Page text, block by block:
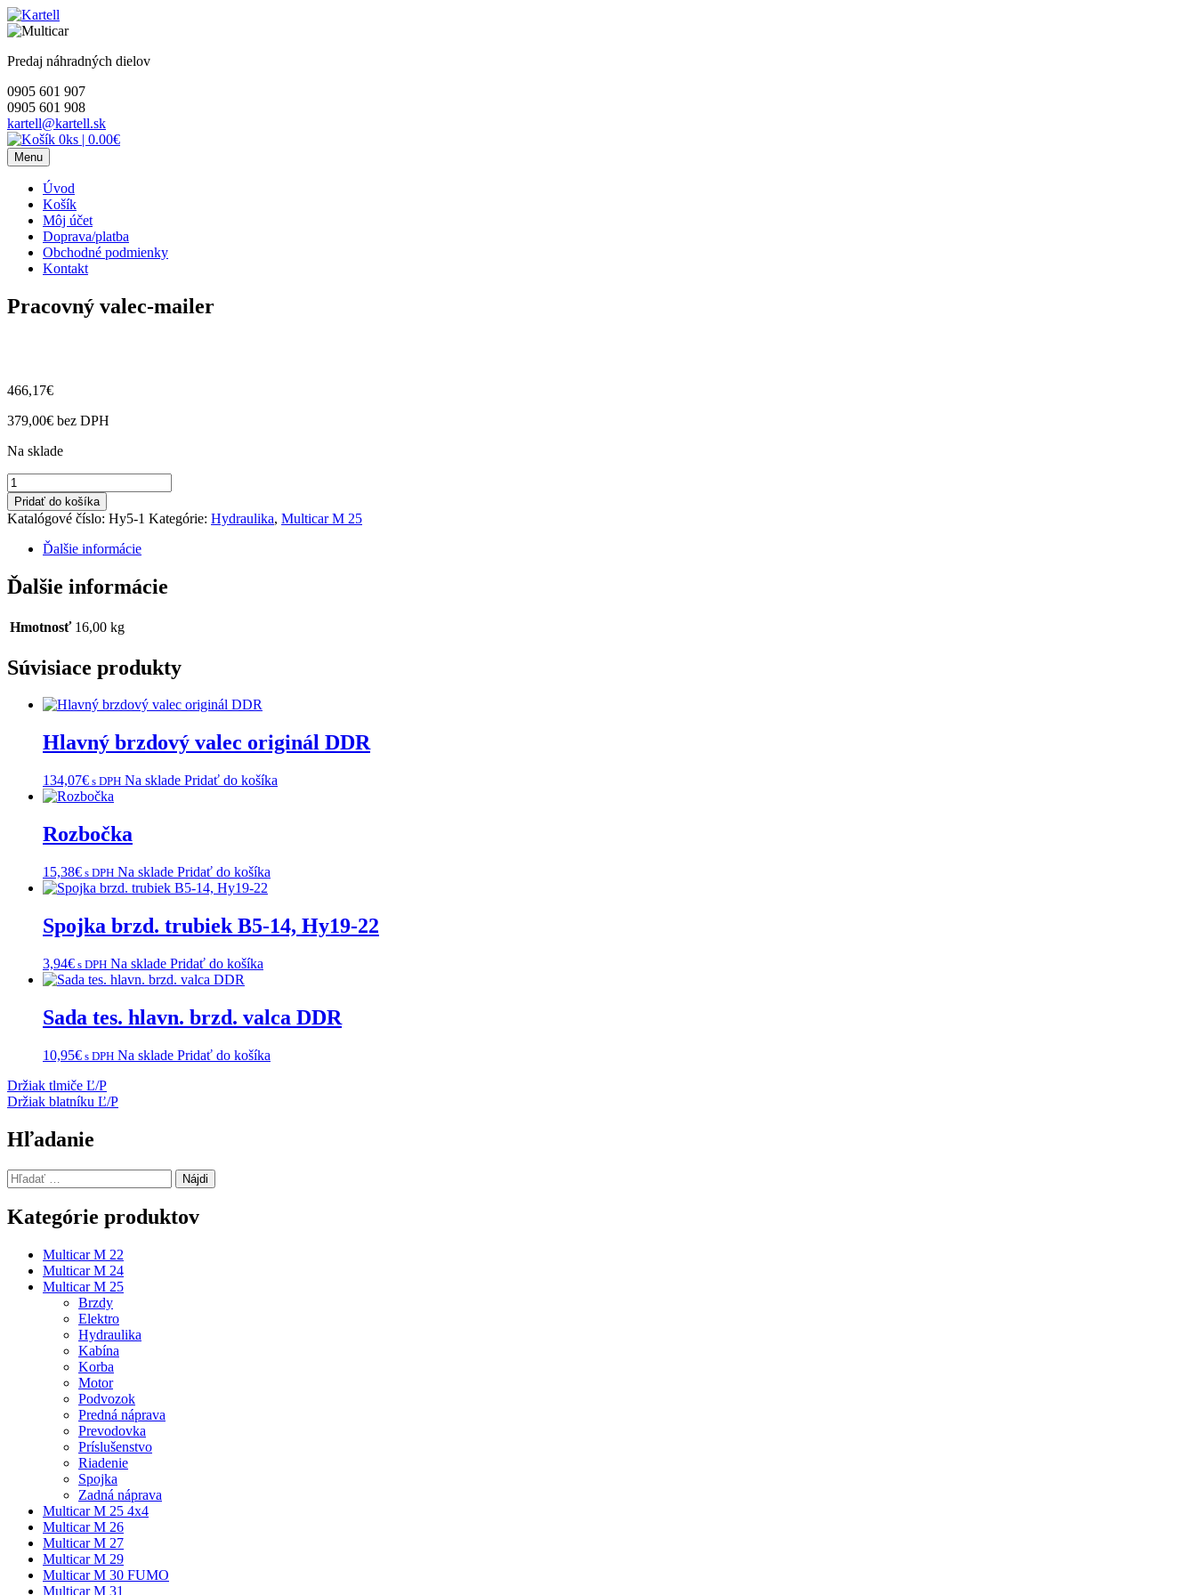
Skip
to
Predaj náhradných dielov
0905 601 907
0905 601 908
kartell@kartell.sk
0ks | 0.00€
Menu
Úvod
Košík
Môj účet
Doprava/platba
Obchodné podmienky
Kontakt
Pracovný valec-mailer
466,17€
379,00€ bez DPH
Na sklade
množstvo
Pracovný
valec-
mailer
Pridať do košíka
Katalógové číslo: Hy5-1 Kategórie: Hydraulika, Multicar M 25
Ďalšie informácie
Ďalšie informácie
Hmotnosť 16,00 kg
Súvisiace produkty
Hlavný brzdový valec originál DDR
134,07€ s DPH Na sklade Pridať do košíka
Rozbočka
15,38€ s DPH Na sklade Pridať do košíka
Spojka brzd. trubiek B5-14, Hy19-22
3,94€ s DPH Na sklade Pridať do košíka
Sada tes. hlavn. brzd. valca DDR
10,95€ s DPH Na sklade Pridať do košíka
Navigácia
v
článku
Držiak tlmiče Ľ/P
Držiak blatníku Ľ/P
Hľadanie
Hľadať:
Kategórie produktov
Multicar M 22
Multicar M 24
Multicar M 25
Brzdy
Elektro
Hydraulika
Kabína
Korba
Motor
Podvozok
Predná náprava
Prevodovka
Príslušenstvo
Riadenie
Spojka
Zadná náprava
Multicar M 25 4x4
Multicar M 26
Multicar M 27
Multicar M 29
Multicar M 30 FUMO
Multicar M 31